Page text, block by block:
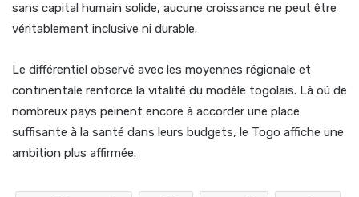
sans capital humain solide, aucune croissance ne peut être
véritablement inclusive ni durable.
Le différentiel observé avec les moyennes régionale et
continentale renforce la vitalité du modèle togolais. Là où de
nombreux pays peinent encore à accorder une place
suffisante à la santé dans leurs budgets, le Togo affiche une
ambition plus affirmée.